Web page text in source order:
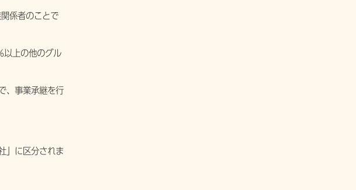
係者のことで
以上の他のグル
、事業承継を行
」に区分されま